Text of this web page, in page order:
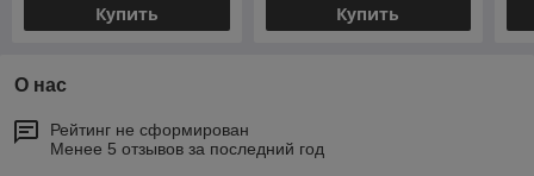
Купить Купить
О нас
Рейтинг не сформирован
Менее 5 отзывов за последний год